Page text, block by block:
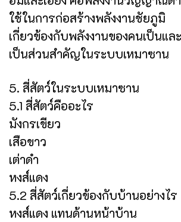
ใช้ในการก่อสร้างพลังงานชัยภูมิ
เกี่ยวข้องกับพลังงานของคนเป็นแล
เป็นส่วนสำคัญในระบบเหมาซาน
5. สี่สัตว์ในระบบเหมาซาน
5.1 สี่สัตว์คืออะไร
มังกรเขียว
เสือขาว
เต่าดำ
หงส์แดง
5.2 สี่สัตว์เกี่ยวข้องกับบ้านอย่างไร
หงส์แดง แทนด้านหน้าบ้าน